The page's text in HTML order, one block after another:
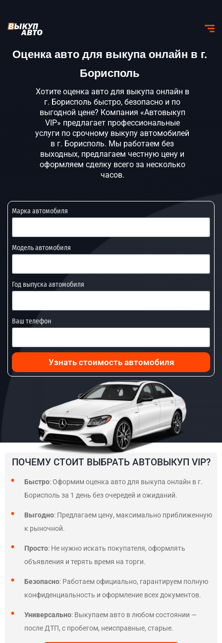
Оценка авто для выкупа онлайн в г.
Борисполь
Хотите оценка авто для выкупа онлайн в
г. Борисполь быстро, безопасно и по
выгодной цене? Компания «Автовыкуп
VIP» предлагает профессиональные
услуги по срочному выкупу автомобилей
в г. Борисполь. Мы работаем без
выходных, предлагаем честную цену и
оформляем сделку всего за несколько
часов.
Марка автомобиля
Модель автомобиля
Год выпуска автомобиля
Ваш телефон
Узнать стоимость автомобиля
ПОЧЕМУ СТОИТ ВЫБРАТЬ АВТОВЫКУП VIP?
Быстро: Оформим оценка авто для выкупа онлайн в г.
Борисполь за 1 день без очередей и ожиданий.
Выгодно: Предлагаем цену, максимально приближенную
к рыночной.
Просто: Не нужно искать покупателя, оформлять
объявления и терять время на торги.
Безопасно: Работаем официально, гарантируем полную
конфиденциальность и оформление всех документов.
Универсально: Выкупаем авто в любом состоянии —
после ДТП, с пробегом, неисправные, старые.